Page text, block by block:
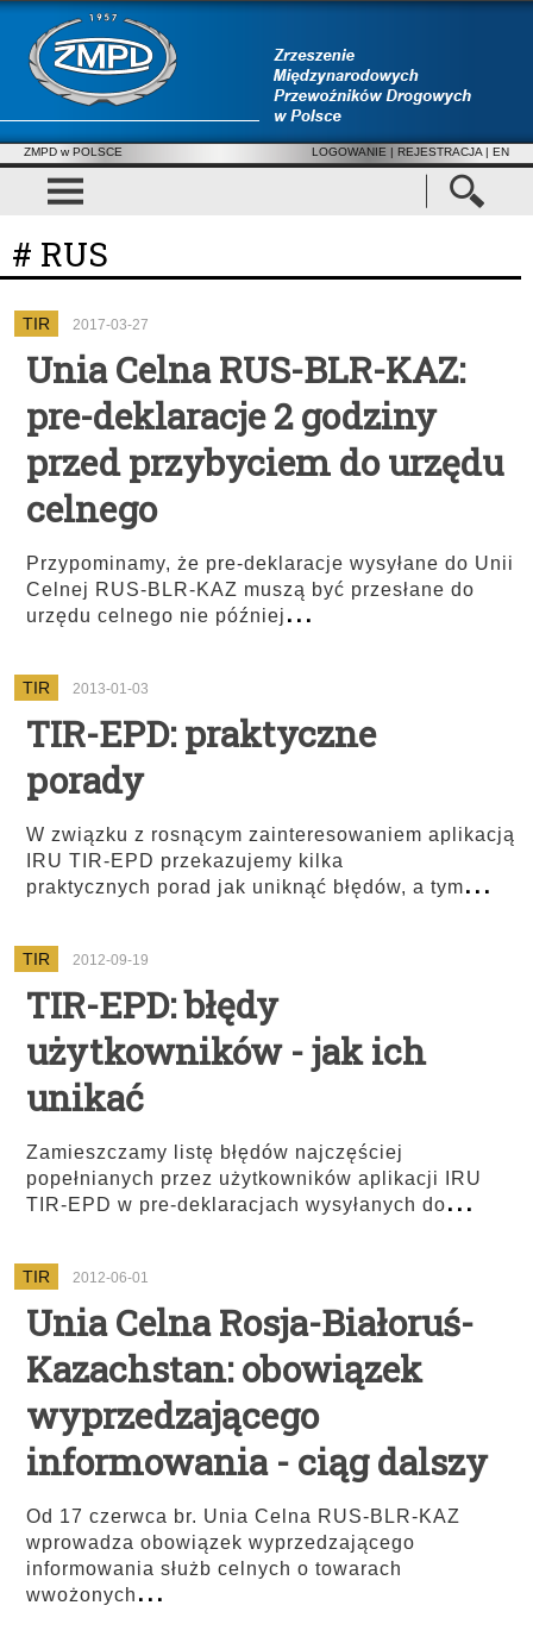
ZMPD w POLSCE LOGOWANIE | REJESTRACJA | EN
# RUS
TIR 2017-03-27
Unia Celna RUS-BLR-KAZ:
pre-deklaracje 2 godziny
przed przybyciem do urzędu
celnego
Przypominamy, że pre-deklaracje wysyłane do Unii
Celnej RUS-BLR-KAZ muszą być przesłane do
urzędu celnego nie później...
TIR 2013-01-03
TIR-EPD: praktyczne
porady
W związku z rosnącym zainteresowaniem aplikacją
IRU TIR-EPD przekazujemy kilka
praktycznych porad jak uniknąć błędów, a tym...
TIR 2012-09-19
TIR-EPD: błędy
użytkowników - jak ich
unikać
Zamieszczamy listę błędów najczęściej
popełnianych przez użytkowników aplikacji IRU
TIR-EPD w pre-deklaracjach wysyłanych do...
TIR 2012-06-01
Unia Celna Rosja-Białoruś-
Kazachstan: obowiązek
wyprzedzającego
informowania - ciąg dalszy
Od 17 czerwca br. Unia Celna RUS-BLR-KAZ
wprowadza obowiązek wyprzedzającego
informowania służb celnych o towarach
wwożonych...